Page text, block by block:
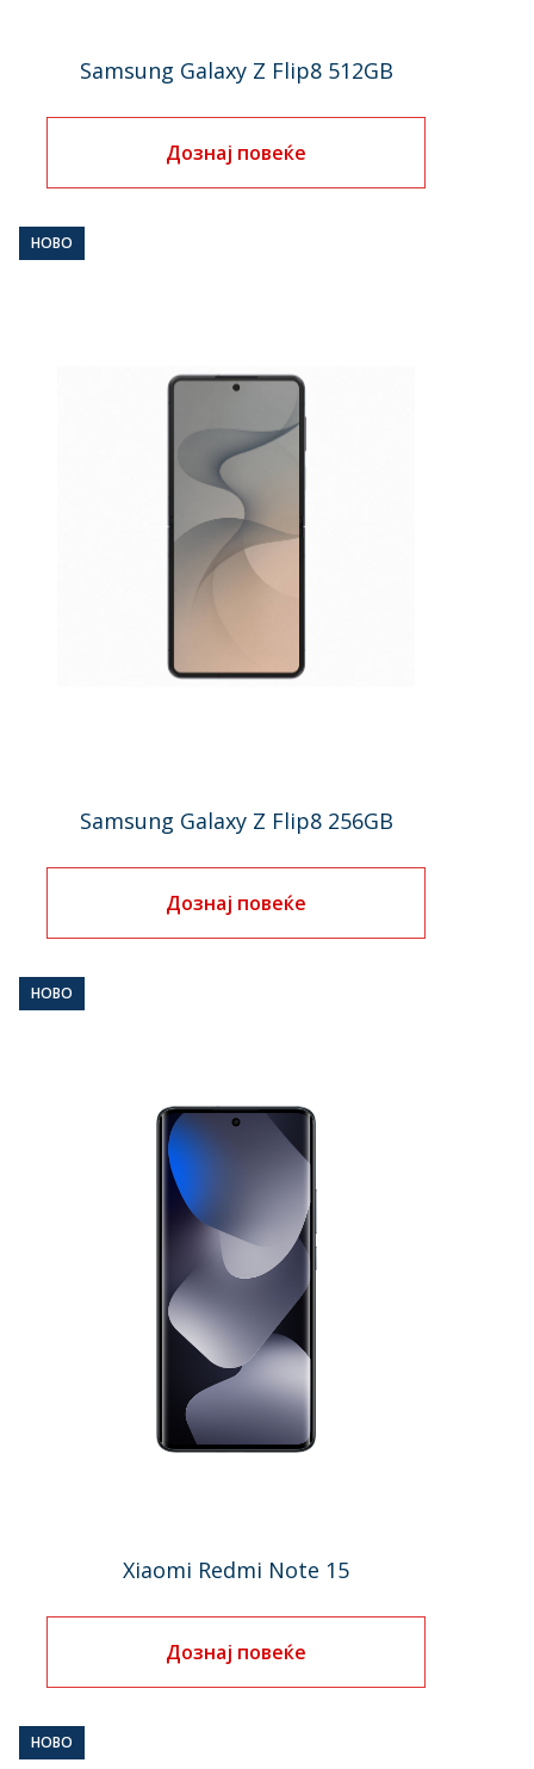
Samsung Galaxy Z Flip8 512GB
Дознај повеќе
НОВО
Samsung Galaxy Z Flip8 256GB
Дознај повеќе
НОВО
Xiaomi Redmi Note 15
Дознај повеќе
НОВО